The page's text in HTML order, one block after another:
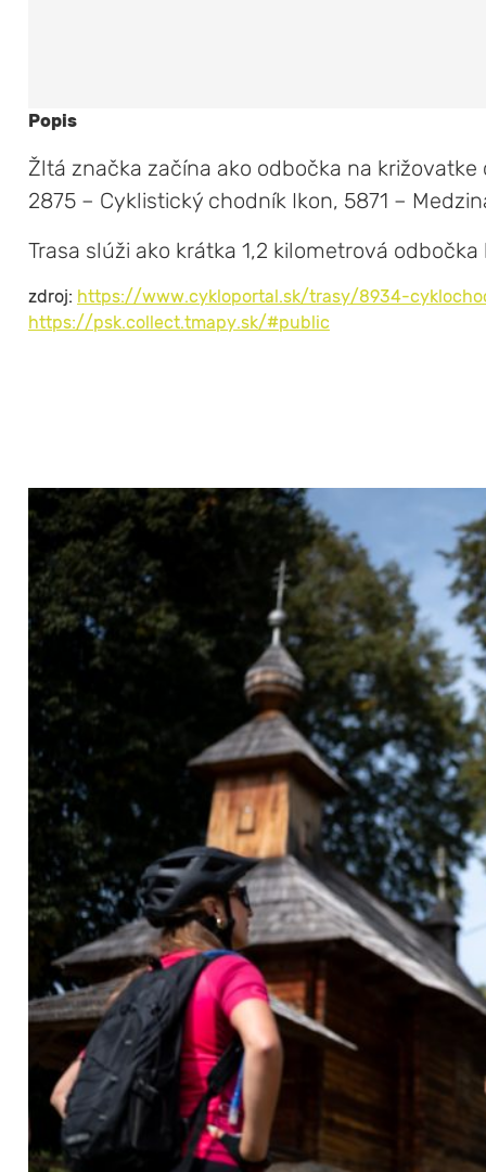
Popis
Žltá značka začína ako odbočka na
2875 – Cyklistický chodník Ikon, 5871 –
Trasa slúži ako krátka 1,2 kilometrová
zdroj: https://www.cykloportal.sk/trasy/8934-
https://psk.collect.tmapy.sk/#public